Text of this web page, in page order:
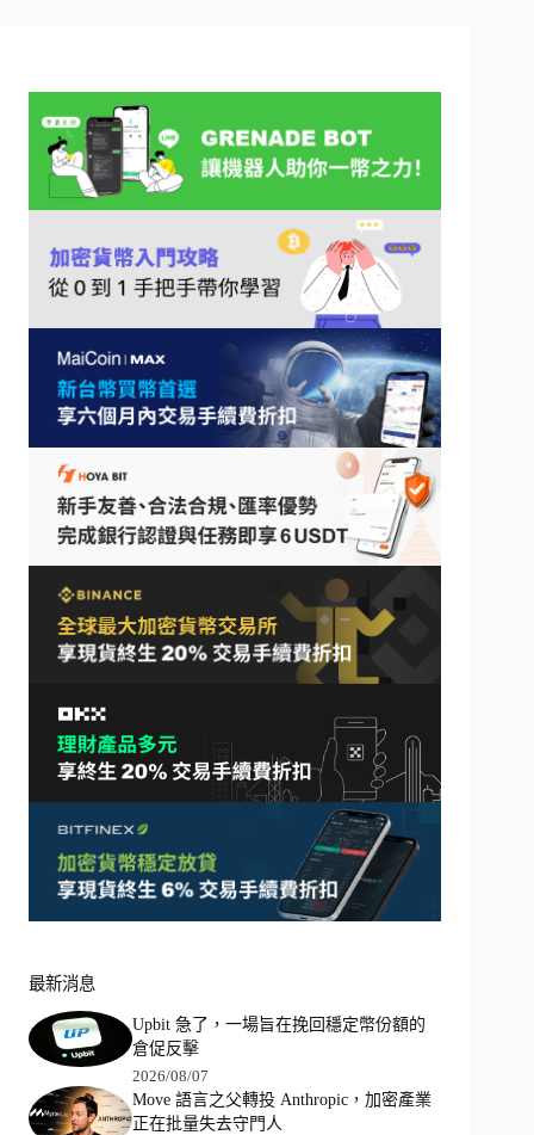
最新消息
Upbit 急了，一場旨在挽回穩定幣份額的
倉促反擊
2026/08/07
Move 語言之父轉投 Anthropic，加密產業
正在批量失去守門人